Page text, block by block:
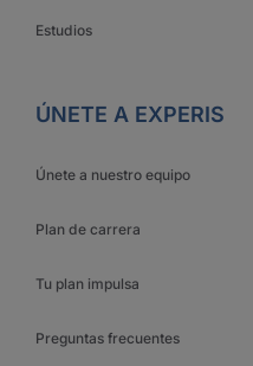
Estudios
ÚNETE A EXPERIS
Únete a nuestro equipo
Plan de carrera
Tu plan impulsa
Preguntas frecuentes